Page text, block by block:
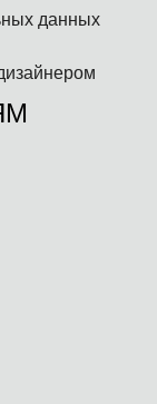
данных